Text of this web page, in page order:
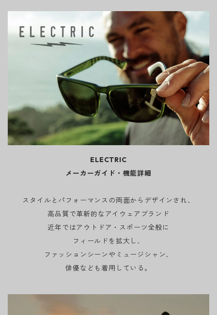
ELECTRIC
メーカーガイド・機能詳細
スタイルとパフォーマンスの両面からデザインされ、
高品質で革新的なアイウェアブランド
近年ではアウトドア・スポーツ全般に
フィールドを拡大し、
ファッションシーンやミュージシャン、
俳優なども着用している。